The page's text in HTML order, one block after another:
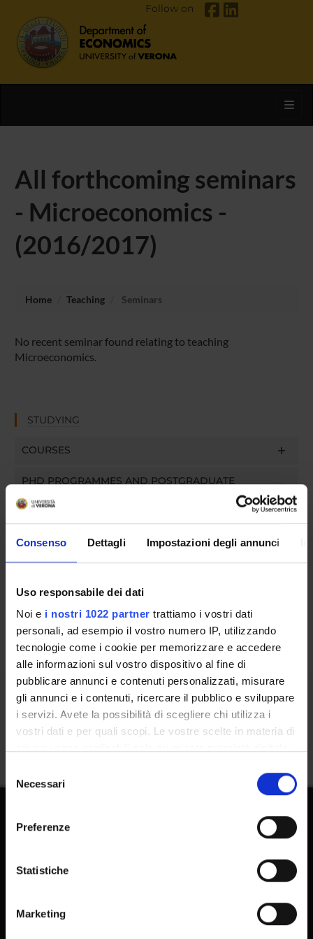
Consenso Dettagli Impostazioni degli annunci
Uso responsabile dei dati
Noi e i nostri 1022 partner trattiamo i vostri dati
personali, ad esempio il vostro numero IP, utilizzando
tecnologie come i cookie per memorizzare e accedere
alle informazioni sul vostro dispositivo al fine di
pubblicare annunci e contenuti personalizzati, misurare
gli annunci e i contenuti, ricercare il pubblico e sviluppare
i servizi. Avete la possibilità di scegliere chi utilizza i
vostri dati e per quali scopi. Le vostre scelte in materia di
modificare o revocare il proprio consenso in qualsiasi
momento dalla Dichiarazione sui cookie o facendo clic
raccogliere informazioni sulla tua posizione
geografica, con un'approssimazione di qualche
Identificare il tuo dispositivo, scansionandolo
delNecessari
Preferenze
Statistiche
Marketing
Follow on
All forthcoming seminars
- Microeconomics -
(2016/2017)
Home Teaching Seminars
No recent seminar found relating to teaching
Microeconomics.
STUDYING
COURSES
PHD PROGRAMMES AND POSTGRADUATE
Calendar
Share
E-learning